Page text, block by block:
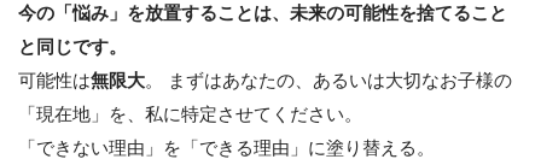
今の「悩み」を放置することは、未来の可能性を捨てること
と同じです。
可能性は無限大。 まずはあなたの、あるいは大切なお子様の
「現在地」を、私に特定させてください。
「できない理由」を「できる理由」に塗り替える。